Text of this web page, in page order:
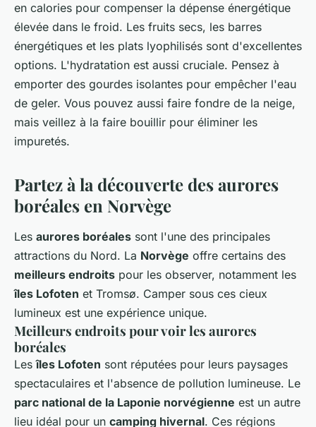
en calories pour compenser la dépense énergétique
élevée dans le froid. Les fruits secs, les barres
énergétiques et les plats lyophilisés sont d'excellentes
options. L'hydratation est aussi cruciale. Pensez à
emporter des gourdes isolantes pour empêcher l'eau
de geler. Vous pouvez aussi faire fondre de la neige,
mais veillez à la faire bouillir pour éliminer les
impuretés.
Partez à la découverte des aurores
boréales en Norvège
Les aurores boréales sont l'une des principales
attractions du Nord. La Norvège offre certains des
meilleurs endroits pour les observer, notamment les
îles Lofoten et Tromsø. Camper sous ces cieux
lumineux est une expérience unique.
Meilleurs endroits pour voir les aurores
boréales
Lesîles Lofoten sont réputées pour leurs paysages
spectaculaires et l'absence de pollution lumineuse. Le
parc national de la Laponie norvégienne est un autre
lieu idéal pour un camping hivernal. Ces régions